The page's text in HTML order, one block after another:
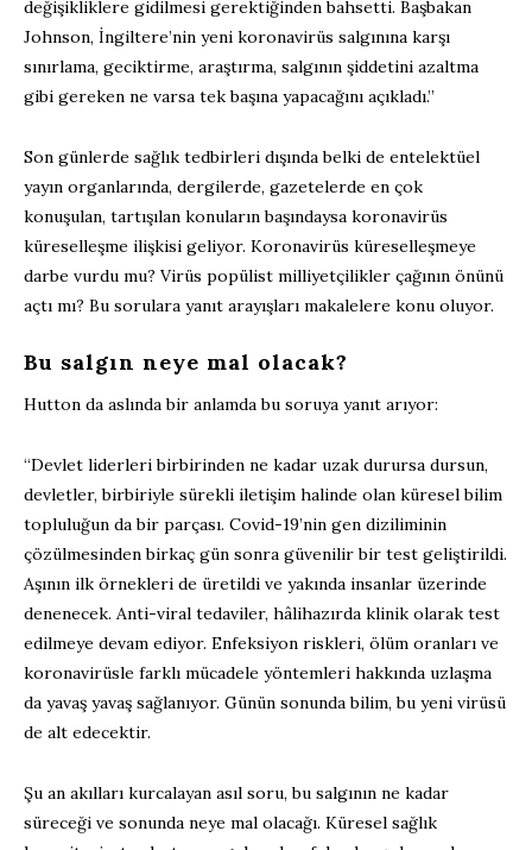
değişikliklere gidilmesi gerektiğinden bahsetti. Başbakan
Johnson, İngiltere’nin yeni koronavirüs salgınına karşı
sınırlama, geciktirme, araştırma, salgının şiddetini azaltma
gibi gereken ne varsa tek başına yapacağını açıkladı.”
Son günlerde sağlık tedbirleri dışında belki de entelektüel
yayın organlarında, dergilerde, gazetelerde en çok
konuşulan, tartışılan konuların başındaysa koronavirüs
küreselleşme ilişkisi geliyor. Koronavirüs küreselleşmeye
darbe vurdu mu? Virüs popülist milliyetçilikler çağının önünü
açtı mı? Bu sorulara yanıt arayışları makalelere konu oluyor.
Bu salgın neye mal olacak?
Hutton da aslında bir anlamda bu soruya yanıt arıyor:
“Devlet liderleri birbirinden ne kadar uzak durursa dursun,
devletler, birbiriyle sürekli iletişim halinde olan küresel bilim
topluluğun da bir parçası. Covid-19’nin gen diziliminin
çözülmesinden birkaç gün sonra güvenilir bir test geliştirildi.
Aşının ilk örnekleri de üretildi ve yakında insanlar üzerinde
denenecek. Anti-viral tedaviler, hâlihazırda klinik olarak test
edilmeye devam ediyor. Enfeksiyon riskleri, ölüm oranları ve
koronavirüsle farklı mücadele yöntemleri hakkında uzlaşma
da yavaş yavaş sağlanıyor. Günün sonunda bilim, bu yeni virüsü
de alt edecektir.
Şu an akılları kurcalayan asıl soru, bu salgının ne kadar
süreceği ve sonunda neye mal olacağı. Küresel sağlık